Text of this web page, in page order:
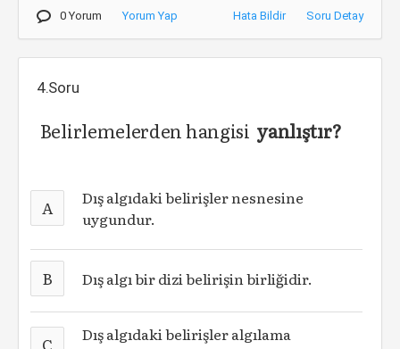
0 Yorum Yorum Yap Hata Bildir Soru Detay
4.Soru
Belirlemelerden hangisi yanlıştır?
A
Dış algıdaki belirişler nesnesine
uygundur.
B Dış algı bir dizi belirişin birliğidir.
C
Dış algıdaki belirişler algılama